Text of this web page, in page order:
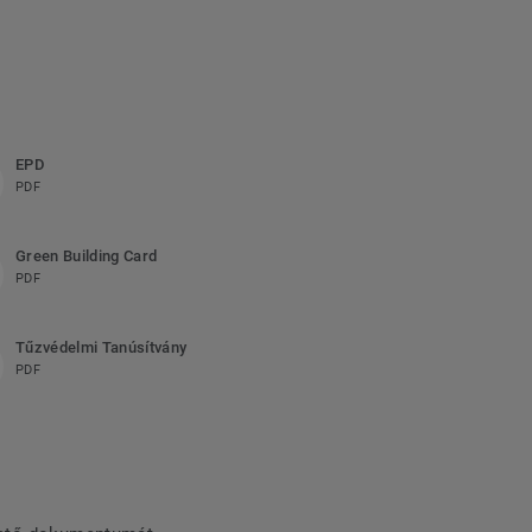
EPD
PDF
Green Building Card
PDF
Tűzvédelmi Tanúsítvány
PDF